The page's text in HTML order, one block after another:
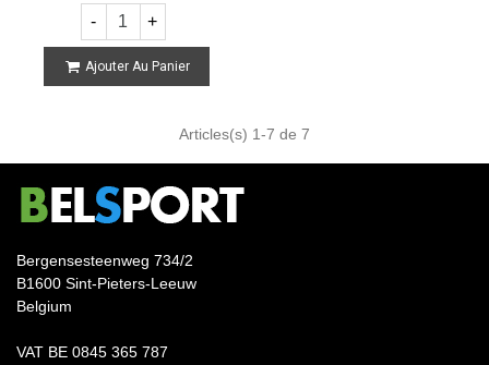
- +
Ajouter Au Panier
Articles(s) 1-7 de 7
Bergensesteenweg 734/2
B1600 Sint-Pieters-Leeuw
Belgium
VAT BE 0845 365 787